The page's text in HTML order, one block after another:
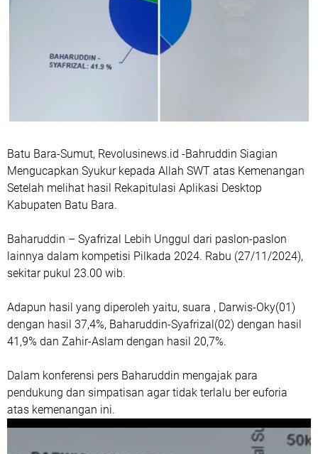
Batu Bara-Sumut, Revolusinews.id -Bahruddin Siagian
Mengucapkan Syukur kepada Allah SWT atas Kemenangan
Setelah melihat hasil Rekapitulasi Aplikasi Desktop
Kabupaten Batu Bara.
Baharuddin – Syafrizal Lebih Unggul dari paslon-paslon
lainnya dalam kompetisi Pilkada 2024. Rabu (27/11/2024),
sekitar pukul 23.00 wib.
Adapun hasil yang diperoleh yaitu, suara , Darwis-Oky(01)
dengan hasil 37,4%, Baharuddin-Syafrizal(02) dengan hasil
41,9% dan Zahir-Aslam dengan hasil 20,7%.
Dalam konferensi pers Baharuddin mengajak para
pendukung dan simpatisan agar tidak terlalu ber euforia
atas kemenangan ini.